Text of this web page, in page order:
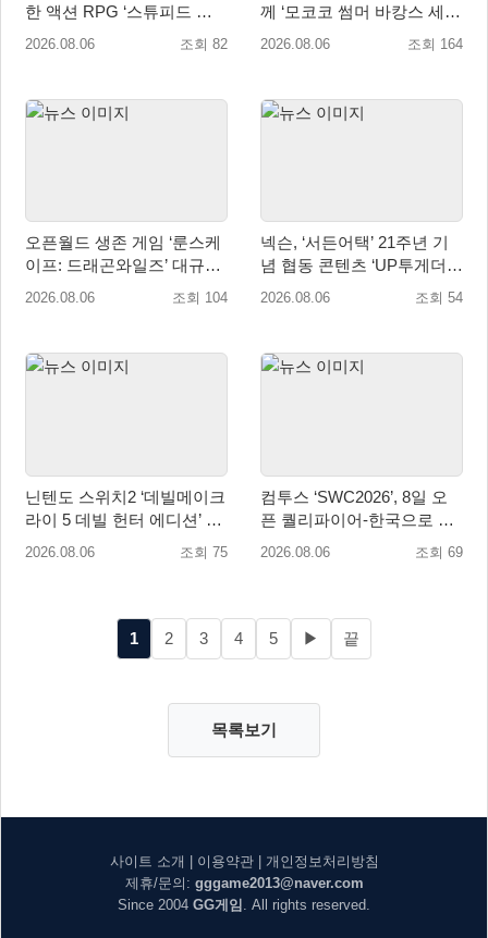
한 액션 RPG ‘스튜피드 네
버 다이즈’ 패키지판 예약판
2026.08.06 조회 82
께 ‘모코코 썸머 바캉스 세
트’ 출시
2026.08.06 조회 164
오픈월드 생존 게임 ‘룬스케
이프: 드래곤와일즈’ 대규모
유저 편의성 개선 및 사이드
2026.08.06 조회 104
넥슨, ‘서든어택’ 21주년 기
념 협동 콘텐츠 ‘UP투게더’
업데이트
2026.08.06 조회 54
닌텐도 스위치2 ‘데빌메이크
라이 5 데빌 헌터 에디션’ 패
키지 제품 8월 7일 예약판매
2026.08.06 조회 75
컴투스 ‘SWC2026’, 8일 오
픈 퀄리파이어-한국으로 시
즌 개막!
2026.08.06 조회 69
1 2 3 4 5 ▶ 끝
목록보기
사이트 소개 이용약관| 개인정보처리방침
제휴/문의: gggame2013@naver.com
Since 2004 GG게임 . All rights reserved.